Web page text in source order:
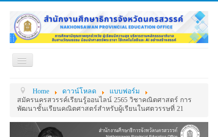
Toggle
หน่วยงานภายใน
MY OFFICE
ดาวน์โหลด
กระดาน ถาม-ตอบ
ข้อมูลการติดต่อ
Home ดาวน์โหลด
แบบฟอร์ม
สมัครนครสวรรค์เรียนรู้ออนไลน์ 2565 วิชาคณิตศาสตร์ การ
พัฒนาชั้นเรียนคณิตศาสตร์สำหรับผู้เรียนในศตวรรษที่ 21